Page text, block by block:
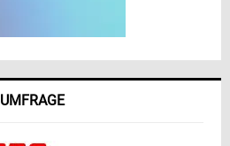
UMFRAGE